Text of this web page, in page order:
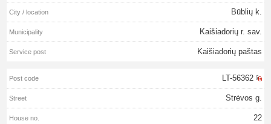
Būblių k.
Kaišiadorių r. sav.
Kaišiadorių paštas
LT-56362
Strėvos g.
22